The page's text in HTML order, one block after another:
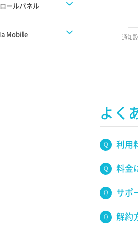
ールパネル
Mobile 通知
よく
利用
料金
サポ
解約